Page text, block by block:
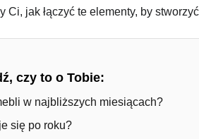
jak łączyć te elementy, by
czy to o Tobie:
w najbliższych miesiącach?
się po roku?